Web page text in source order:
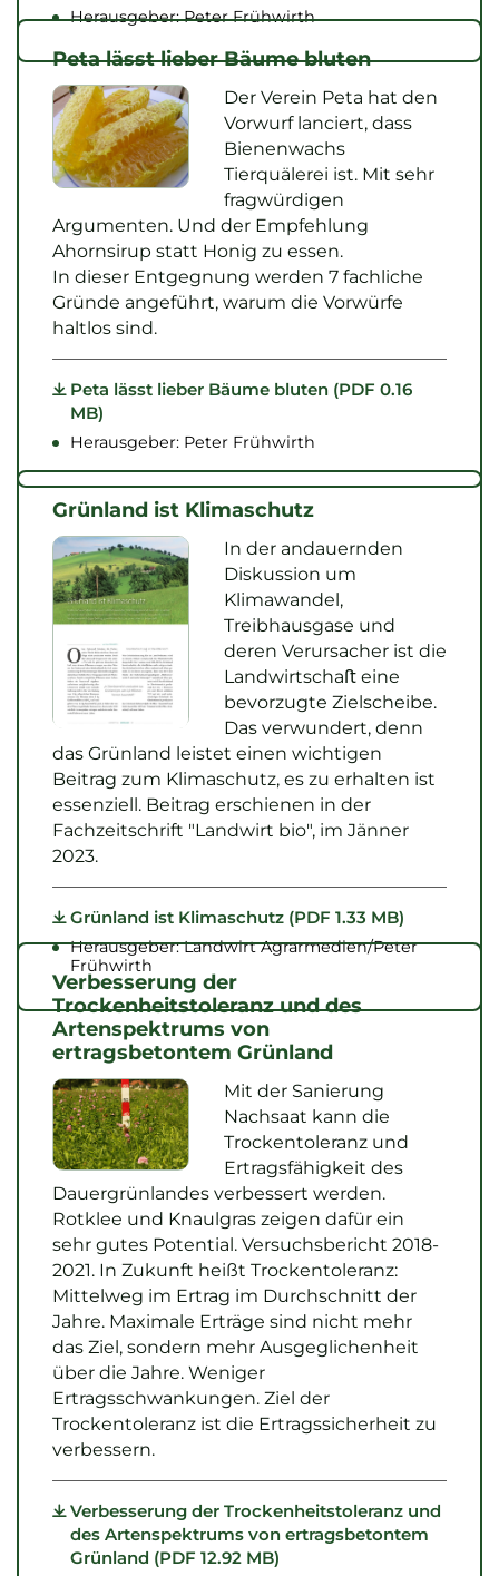
Herausgeber: Peter Frühwirth
Peta lässt lieber Bäume bluten
Der Verein Peta hat den
Vorwurf lanciert, dass
Bienenwachs
Tierquälerei ist. Mit sehr
fragwürdigen
Argumenten. Und der Empfehlung
Ahornsirup statt Honig zu essen.
In dieser Entgegnung werden 7 fachliche
Gründe angeführt, warum die Vorwürfe
haltlos sind.
Peta lässt lieber Bäume bluten (PDF 0.16
MB)
Herausgeber: Peter Frühwirth
Grünland ist Klimaschutz
In der andauernden
Diskussion um
Klimawandel,
Treibhausgase und
deren Verursacher ist die
Landwirtschaﬅ eine
bevorzugte Zielscheibe.
Das verwundert, denn
das Grünland leistet einen wichtigen
Beitrag zum Klimaschutz, es zu erhalten ist
essenziell. Beitrag erschienen in der
Fachzeitschrift "Landwirt bio", im Jänner
2023.
Grünland ist Klimaschutz (PDF 1.33 MB)
Herausgeber: Landwirt Agrarmedien/Peter
Frühwirth
Verbesserung der
Trockenheitstoleranz und des
Artenspektrums von
ertragsbetontem Grünland
Mit der Sanierung
Nachsaat kann die
Trockentoleranz und
Ertragsfähigkeit des
Dauergrünlandes verbessert werden.
Rotklee und Knaulgras zeigen dafür ein
sehr gutes Potential. Versuchsbericht 2018-
2021. In Zukunft heißt Trockentoleranz:
Mittelweg im Ertrag im Durchschnitt der
Jahre. Maximale Erträge sind nicht mehr
das Ziel, sondern mehr Ausgeglichenheit
über die Jahre. Weniger
Ertragsschwankungen. Ziel der
Trockentoleranz ist die Ertragssicherheit zu
verbessern.
Verbesserung der Trockenheitstoleranz und
des Artenspektrums von ertragsbetontem
Grünland (PDF 12.92 MB)